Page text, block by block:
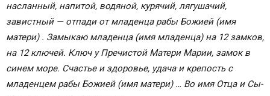
насланный, напитой, водяной, курячий, лягушачий,
завистный — отпади от младенца рабы Божией (имя
матери) . Замыкаю мла­денца (имя младенца) на 12 замков,
на 12 ключей. Ключ у Пречистой Матери Марии, замок в
синем мо­ре. Счастье и здоровье, удача и крепость с
младен­цем рабы Божией (имя матери) … Во имя Отца и Сы­